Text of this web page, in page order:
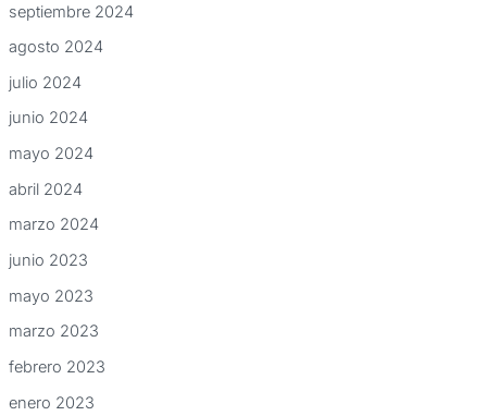
septiembre 2024
agosto 2024
julio 2024
junio 2024
mayo 2024
abril 2024
marzo 2024
junio 2023
mayo 2023
marzo 2023
febrero 2023
enero 2023